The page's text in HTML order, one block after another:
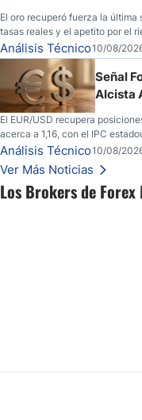
Los Brokers de Forex
El oro recuperó fuerza la última
tasas reales y el apetito por el
Análisis Técnico10/08/
Señal
Alcista
El EUR/USD recupera
acerca a 1,16, con el IPC
Análisis Técnico10/08/
Ver Más Noticias